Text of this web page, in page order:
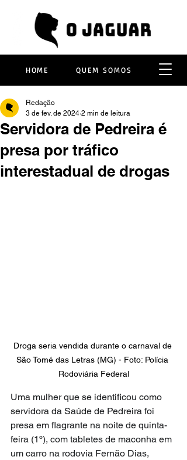
HOME QUEM SOMOS
Servidora de Pedreira é
presa por tráfico
interestadual de drogas
Redação
3 de fev. de 2024 2 min de leitura
Droga seria vendida durante o carnaval de
São Tomé das Letras (MG) - Foto: Polícia
Rodoviária Federal
Uma mulher que se identificou como
servidora da Saúde de Pedreira foi
presa em flagrante na noite de quinta-
feira (1º), com tabletes de maconha em
um carro na rodovia Fernão Dias,